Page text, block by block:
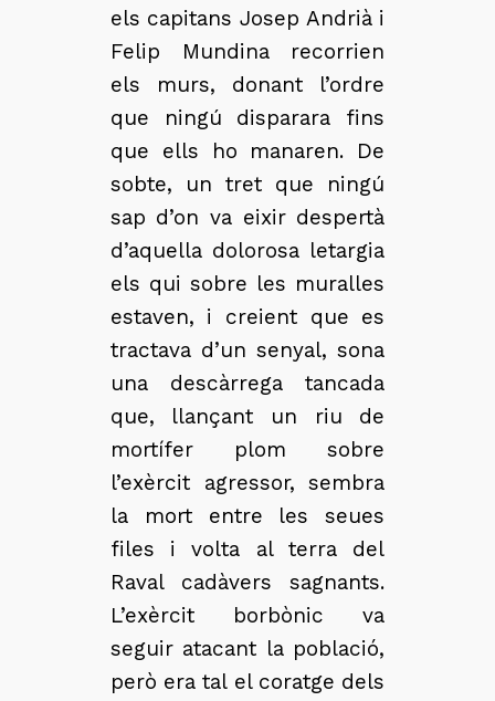
els capitans Josep Andrià i
Felip Mundina recorrien
els murs, donant l’ordre
que ningú disparara fins
que ells ho manaren. De
sobte, un tret que ningú
sap d’on va eixir despertà
d’aquella dolorosa letargia
els qui sobre les muralles
estaven, i creient que es
tractava d’un senyal, sona
una descàrrega tancada
que, llançant un riu de
mortífer plom sobre
l’exèrcit agressor, sembra
la mort entre les seues
files i volta al terra del
Raval cadàvers sagnants.
L’exèrcit borbònic va
seguir atacant la població,
però era tal el coratge dels